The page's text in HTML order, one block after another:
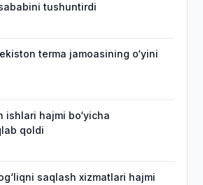
tushuntirdi
terma jamoasining o‘yini
ishlari hajmi bo‘yicha
qoldi
saqlash xizmatlari hajmi